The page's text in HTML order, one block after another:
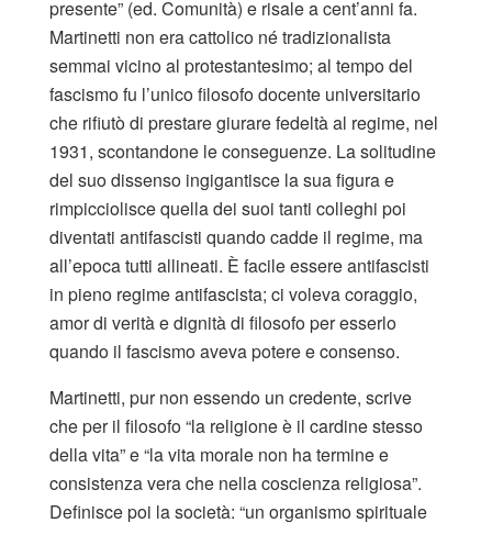
presente” (ed. Comunità) e risale a cent’anni fa.
Martinetti non era cattolico né tradizionalista
semmai vicino al protestantesimo; al tempo del
fascismo fu l’unico filosofo docente universitario
che rifiutò di prestare giurare fedeltà al regime, nel
1931, scontandone le conseguenze. La solitudine
del suo dissenso ingigantisce la sua figura e
rimpicciolisce quella dei suoi tanti colleghi poi
diventati antifascisti quando cadde il regime, ma
all’epoca tutti allineati. È facile essere antifascisti
in pieno regime antifascista; ci voleva coraggio,
amor di verità e dignità di filosofo per esserlo
quando il fascismo aveva potere e consenso.
Martinetti, pur non essendo un credente, scrive
che per il filosofo “la religione è il cardine stesso
della vita” e “la vita morale non ha termine e
consistenza vera che nella coscienza religiosa”.
Definisce poi la società: “un organismo spirituale